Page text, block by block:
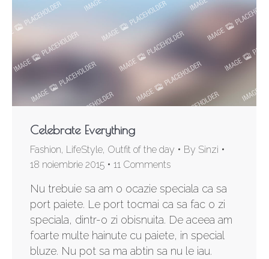
Celebrate Everything
Fashion, LifeStyle, Outfit of the day By Sinzi
18 noiembrie 2015
11 Comments
Nu trebuie sa am o ocazie speciala ca sa
port paiete. Le port tocmai ca sa fac o zi
speciala, dintr-o zi obisnuita. De aceea am
foarte multe hainute cu paiete, in special
bluze. Nu pot sa ma abtin sa nu le iau.